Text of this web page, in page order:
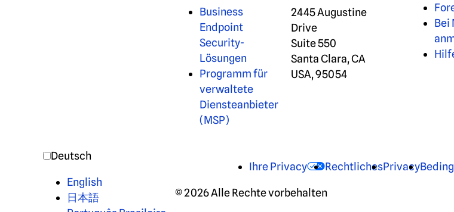
Business
Endpoint
Security-
Lösungen
Programm für
verwaltete
Diensteanbieter
(MSP)
2445 Augustine
Drive
Suite 550
Santa Clara, CA
USA, 95054
Bei
Deutsch
English
日本語
Ihre Privacy RechtlichesPrivacy
© 2026 Alle Rechte vorbehalten